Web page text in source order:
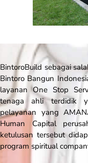
BintoroBuild sebagai
Bintoro Bangun
layananOne Stop
tenaga ahli terdidik
pelayanan yang
Human Capital
ketulusan tersebut
program spiritual